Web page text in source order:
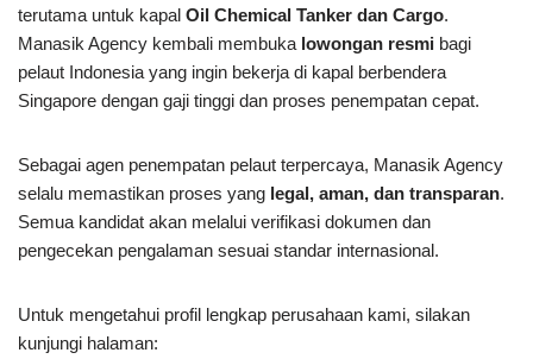
terutama untuk kapal Oil Chemical Tanker dan Cargo.
Manasik Agency kembali membuka lowongan resmi bagi
pelaut Indonesia yang ingin bekerja di kapal berbendera
Singapore dengan gaji tinggi dan proses penempatan cepat.
Sebagai agen penempatan pelaut terpercaya, Manasik Agency
selalu memastikan proses yang legal, aman, dan transparan.
Semua kandidat akan melalui verifikasi dokumen dan
pengecekan pengalaman sesuai standar internasional.
Untuk mengetahui profil lengkap perusahaan kami, silakan
kunjungi halaman: